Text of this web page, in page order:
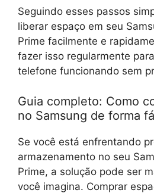
Seguindo esses passos
liberar espaço em seu
Prime facilmente e
fazer isso regularmente
telefone funcionando sem
Guia completo: Como
no Samsung de forma
Se você está enfrentando
armazenamento no seu
Prime, a solução pode ser
você imagina. Comprar